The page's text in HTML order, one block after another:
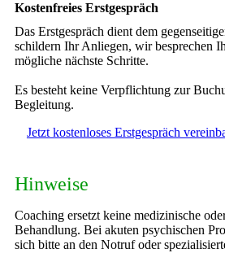
Kostenfreies Erstgespräch
Das Erstgespräch dient dem
schildern Ihr Anliegen, wir besprechen
mögliche nächste Schritte.
Es besteht keine Verpflichtung zur
Begleitung.
Jetzt kostenloses Erstgespräch
Hinweise
Coaching ersetzt keine medizinische
Behandlung. Bei akuten psychischen
sich bitte an den Notruf oder